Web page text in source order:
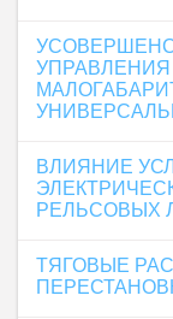
УПРАВЛЕНИЯ
ВЛИЯНИЕ
РЕЛЬСОВЫХ
ТЯГОВЫЕ